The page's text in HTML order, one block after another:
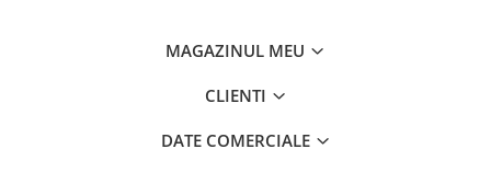
Garnituri carburatorMAGAZINUL MEU
CLIENTI
DATE COMERCIALE